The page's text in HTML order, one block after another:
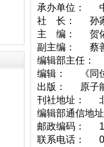
承办单位：
社 长： 孙
主 编： 贺
副主编： 蔡
编辑部主任：
编辑： 《同
出版： 原子
刊社地址：
编辑部通信地
邮政编码：
联系电话：